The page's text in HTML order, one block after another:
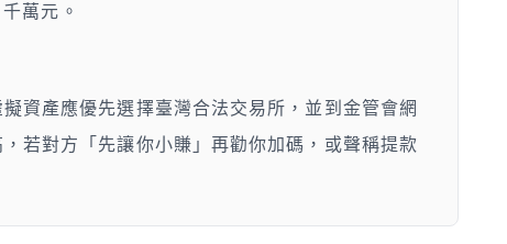
萬元。
資產應優先選擇臺灣合法交易所，並到金管會網
若對方「先讓你小賺」再勸你加碼，或聲稱提款